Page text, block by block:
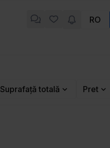
RO
Suprafață totală Pret